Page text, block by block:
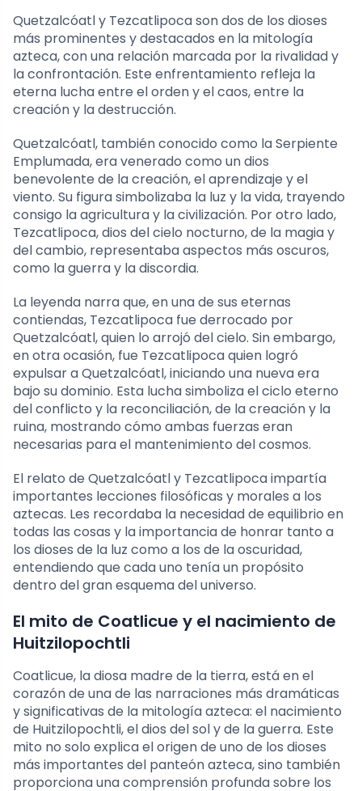
Quetzalcóatl y Tezcatlipoca son dos de los dioses
más prominentes y destacados en la mitología
azteca, con una relación marcada por la rivalidad y
la confrontación. Este enfrentamiento refleja la
eterna lucha entre el orden y el caos, entre la
creación y la destrucción.
Quetzalcóatl, también conocido como la Serpiente
Emplumada, era venerado como un dios
benevolente de la creación, el aprendizaje y el
viento. Su figura simbolizaba la luz y la vida, trayendo
consigo la agricultura y la civilización. Por otro lado,
Tezcatlipoca, dios del cielo nocturno, de la magia y
del cambio, representaba aspectos más oscuros,
como la guerra y la discordia.
La leyenda narra que, en una de sus eternas
contiendas, Tezcatlipoca fue derrocado por
Quetzalcóatl, quien lo arrojó del cielo. Sin embargo,
en otra ocasión, fue Tezcatlipoca quien logró
expulsar a Quetzalcóatl, iniciando una nueva era
bajo su dominio. Esta lucha simboliza el ciclo eterno
del conflicto y la reconciliación, de la creación y la
ruina, mostrando cómo ambas fuerzas eran
necesarias para el mantenimiento del cosmos.
El relato de Quetzalcóatl y Tezcatlipoca impartía
importantes lecciones filosóficas y morales a los
aztecas. Les recordaba la necesidad de equilibrio en
todas las cosas y la importancia de honrar tanto a
los dioses de la luz como a los de la oscuridad,
entendiendo que cada uno tenía un propósito
dentro del gran esquema del universo.
El mito de Coatlicue y el nacimiento de
Huitzilopochtli
Coatlicue, la diosa madre de la tierra, está en el
corazón de una de las narraciones más dramáticas
y significativas de la mitología azteca: el nacimiento
de Huitzilopochtli, el dios del sol y de la guerra. Este
mito no solo explica el origen de uno de los dioses
más importantes del panteón azteca, sino también
proporciona una comprensión profunda sobre los